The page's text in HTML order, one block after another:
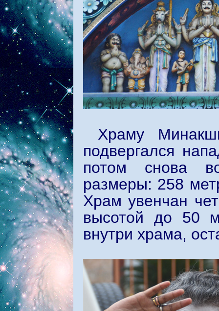
Храму
подвергался
потом снова
размеры: 258
Храм увенчан
высотой до 50
внутри храма,